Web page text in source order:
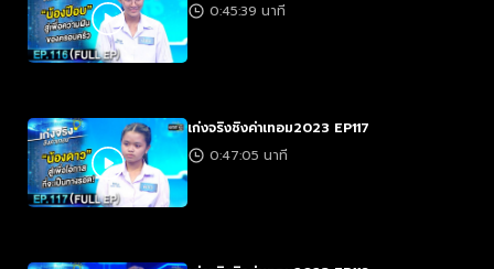
0:45:39 นาที
เก่งจริงชิงค่าเทอม2023 EP117
0:47:05 นาที